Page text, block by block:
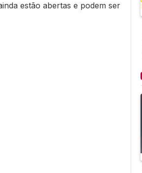
estão abertas e podem ser